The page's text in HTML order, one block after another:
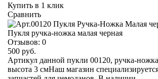
Купить в 1 клик
Сравнить
Пукля ручка-ножка малая черная
Отзывов: 0
500 руб.
Артикул данной пукли 00120, ручка-
высота 3 смНаш магазин